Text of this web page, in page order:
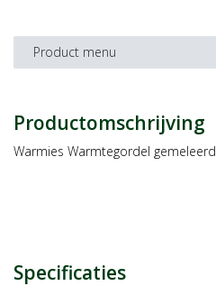
Product menu
Productomschrijving
Warmies Warmtegordel gemeleerd
Specificaties